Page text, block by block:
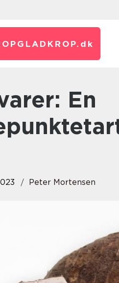
dk
Peter Mortensen